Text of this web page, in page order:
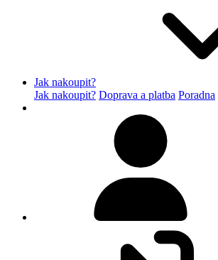
Jak nakoupit?
Jak nakoupit? Doprava a platba Poradna